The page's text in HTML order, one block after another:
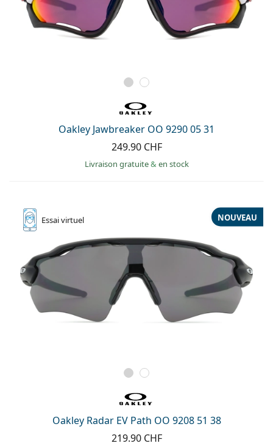
Oakley Jawbreaker OO 9290 05 31
249.90 CHF
Livraison gratuite& en stock
Essaivirtuel
Oakley Radar EV Path OO 9208 51 38
NOUVEAU
219.90 CHF